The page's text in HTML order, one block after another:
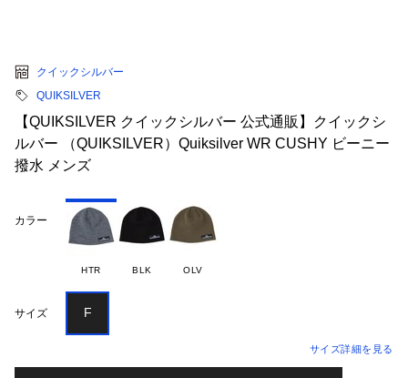
クイックシルバー
QUIKSILVER
【QUIKSILVER クイックシルバー 公式通販】クイックシ
ルバー （QUIKSILVER）Quiksilver WR CUSHY ビーニー
撥水 メンズ
カラー
HTR BLK OLV
サイズ F
サイズ詳細を見る